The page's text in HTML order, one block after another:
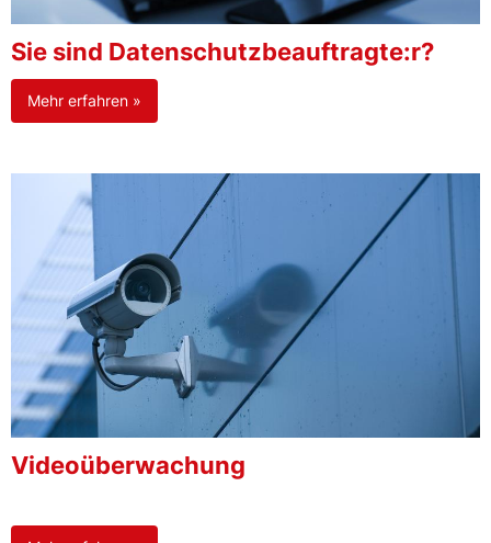
Sie sind Datenschutzbeauftragte:r?
Mehr erfahren »
Videoüberwachung